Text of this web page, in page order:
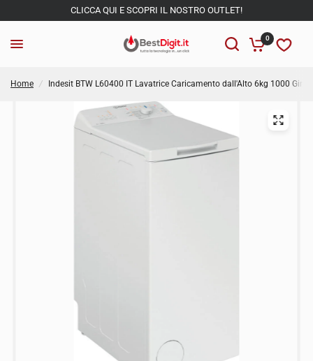
CLICCA QUI E SCOPRI IL NOSTRO OUTLET!
0
Home / Indesit BTW L60400 IT Lavatrice Caricamento dall'Alto 6kg 1000 Giri